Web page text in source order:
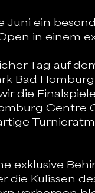
Juni ein
in einem
Tag auf
Bad
die
Centre
exklusive
die Kulissen